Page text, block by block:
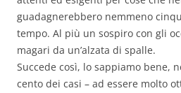
guadagnerebbero nemmeno
tempo. Al più un sospiro con gli
magari da un’alzata di spalle.
Succede così, lo sappiamo bene,
cento dei casi – ad essere molto